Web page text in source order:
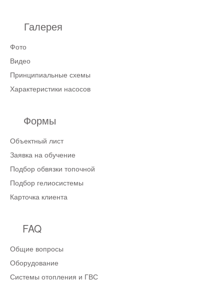
Галерея
Фото
Видео
Принципиальные схемы
Характеристики насосов
Формы
Объектный лист
Заявка на обучение
Подбор обвязки топочной
Подбор гелиосистемы
Карточка клиента
FAQ
Общие вопросы
Оборудование
Системы отопления и ГВС